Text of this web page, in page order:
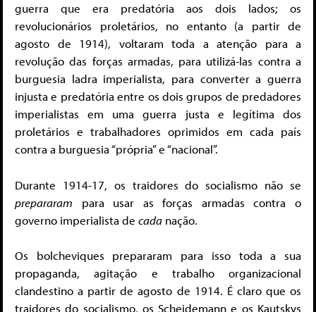
guerra que era predatória aos dois lados; os
revolucionários proletários, no entanto (a partir de
agosto de 1914), voltaram toda a atenção para a
revolução das forças armadas, para utilizá-las contra a
burguesia ladra imperialista, para converter a guerra
injusta e predatória entre os dois grupos de predadores
imperialistas em uma guerra justa e legítima dos
proletários e trabalhadores oprimidos em cada país
contra a burguesia “própria” e “nacional”.
Durante 1914-17, os traidores do socialismo não se
prepararam para usar as forças armadas contra o
governo imperialista de cada nação.
Os bolcheviques prepararam para isso toda a sua
propaganda, agitação e trabalho organizacional
clandestino a partir de agosto de 1914. É claro que os
traidores do socialismo, os Scheidemann e os Kautskys